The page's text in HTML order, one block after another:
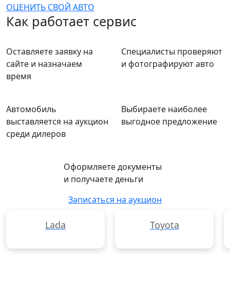
ОЦЕНИТЬ СВОЙ АВТО
Как работает сервис
Оставляете заявку на
сайте и назначаем
время
Специалисты проверяют
и фотографируют авто
Автомобиль
выставляется на аукцион
среди дилеров
Выбираете наиболее
выгодное предложение
Оформляете документы
и получаете деньги
Записаться на аукцион
Lada Toyota